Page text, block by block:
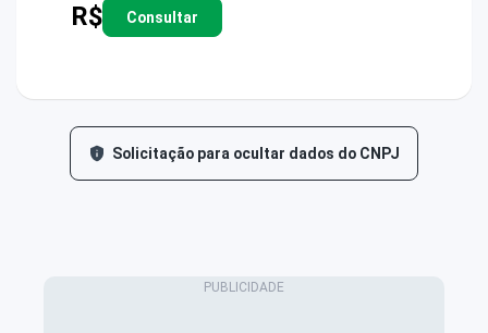
R$ Consultar
Solicitação para ocultar dados do CNPJ